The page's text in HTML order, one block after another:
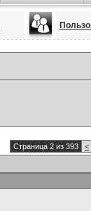
Страница 2 из 393 <